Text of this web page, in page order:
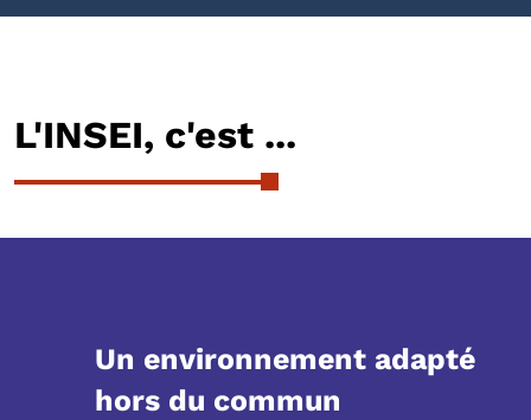
L'INSEI, c'est ...
Un environnement adapté
hors du commun